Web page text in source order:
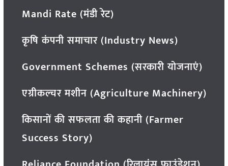
Mandi Rate (मंडी रेट)
कृषि कंपनी समाचार (Industry News)
Government Schemes (सरकारी योजनाएं)
एग्रीकल्चर मशीन (Agriculture Machinery)
किसानों की सफलता की कहानी (Farmer
Success Story)